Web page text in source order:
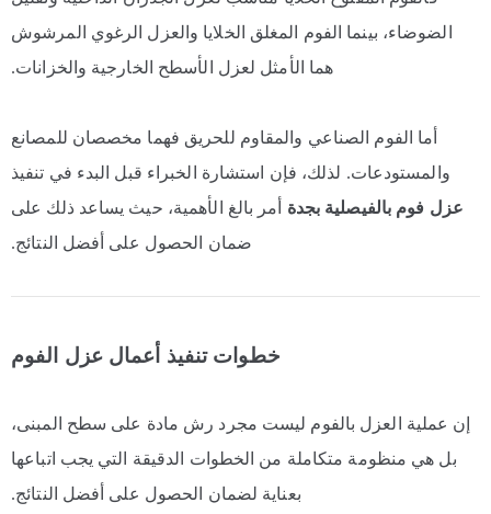
الضوضاء، بينما الفوم المغلق الخلايا والعزل الرغوي المرشوش
هما الأمثل لعزل الأسطح الخارجية والخزانات.
أما الفوم الصناعي والمقاوم للحريق فهما مخصصان للمصانع
والمستودعات. لذلك، فإن استشارة الخبراء قبل البدء في تنفيذ
عزل فوم بالفيصلية بجدة أمر بالغ الأهمية، حيث يساعد ذلك على
ضمان الحصول على أفضل النتائج.
خطوات تنفيذ أعمال عزل الفوم
إن عملية العزل بالفوم ليست مجرد رش مادة على سطح المبنى،
بل هي منظومة متكاملة من الخطوات الدقيقة التي يجب اتباعها
بعناية لضمان الحصول على أفضل النتائج.